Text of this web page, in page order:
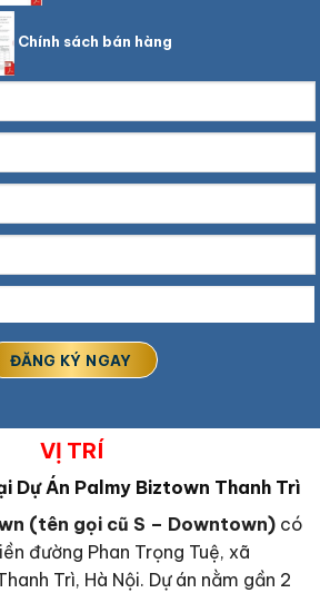
Chính sách bán hàng
VỊ TRÍ
Dự Án Palmy Biztown Thanh Trì
(tên gọi cũ S – Downtown) có
đường Phan Trọng Tuệ, xã
Trì, Hà Nội. Dự án nằm gần 2